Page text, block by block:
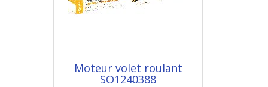
Moteur volet roulant
SO1240388